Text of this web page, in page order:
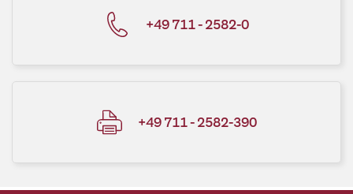
+49 711 - 2582-0
+49 711 - 2582-390